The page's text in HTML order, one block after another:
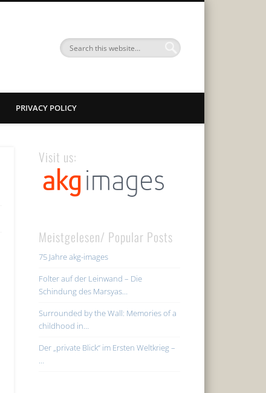
PRIVACY POLICY
Visit us:
Meistgelesen/ Popular Posts
75 Jahre akg-images
Folter auf der Leinwand – Die
Schindung des Marsyas…
Surrounded by the Wall: Memories of a
childhood in…
Der „private Blick“ im Ersten Weltkrieg –
…